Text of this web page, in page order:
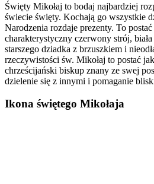
Święty Mikołaj to bodaj najbardziej
świecie święty. Kochają go wszystkie
Narodzenia rozdaje prezenty. To
charakterystyczny czerwony strój,
starszego dziadka z brzuszkiem i
rzeczywistości św. Mikołaj to postać
chrześcijański biskup znany ze swej
dzielenie się z innymi i pomaganie
Ikona świętego Mikołaja